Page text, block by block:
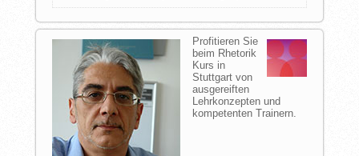
Profitieren Sie
beim Rhetorik
Kurs in
Stuttgart von
ausgereiften
Lehrkonzepten und
kompetenten Trainern.